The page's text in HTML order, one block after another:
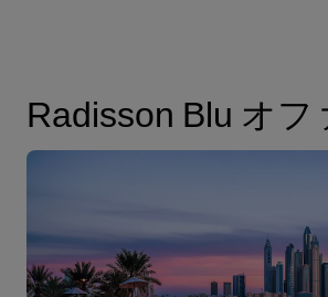
Radisson Blu オフ